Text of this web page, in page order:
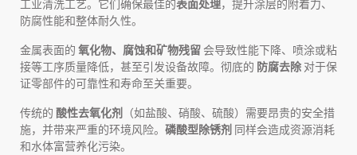
工业清洗工艺。它们确保最佳的表面处理，提升涂层的附着力、
防腐性能和整体耐久性。
金属表面的 氧化物、腐蚀和矿物残留会导致性能下降、喷涂或粘
接等工序质量降低，甚至引发设备故障。彻底的 防腐去除 对于保
证零部件的可靠性和寿命至关重要。
传统的 酸性去氧化剂
（如盐酸、硝酸、硫酸）需要昂贵的安全措
施，并带来严重的环境风险。 磷酸型除锈剂 同样会造成资源消耗
和水体富营养化污染。